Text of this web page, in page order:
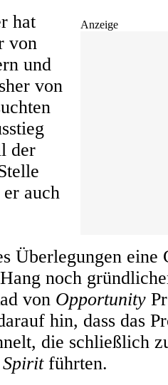
Anzeige
hat
von
und
von
der
auch
Überlegungen eine
noch
von Opportunity
hin, dass das
die schließlich
Spiritführten.